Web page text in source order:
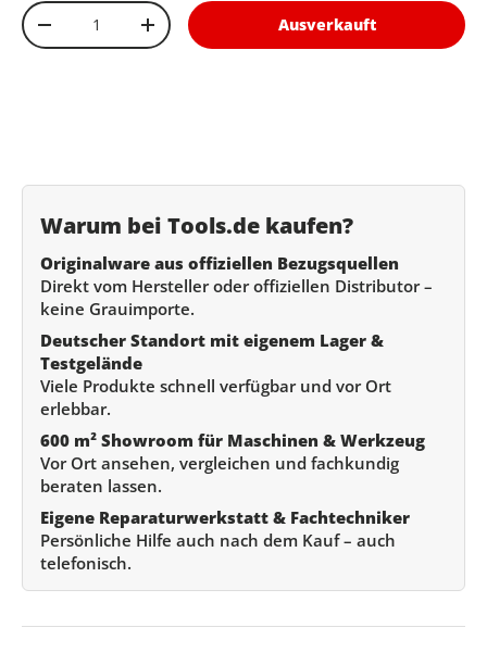
Anzahl
Menge verringernMenge erhöhen Ausverkauft
Warum bei Tools.de kaufen?
Originalware aus offiziellen Bezugsquellen
Direkt vom Hersteller oder offiziellen Distributor –
keine Grauimporte.
Deutscher Standort mit eigenem Lager &
Testgelände
Viele Produkte schnell verfügbar und vor Ort
erlebbar.
600 m² Showroom für Maschinen & Werkzeug
Vor Ort ansehen, vergleichen und fachkundig
beraten lassen.
Eigene Reparaturwerkstatt & Fachtechniker
Persönliche Hilfe auch nach dem Kauf – auch
telefonisch.